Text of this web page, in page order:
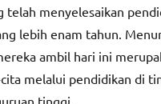
telah menyelesaikan
lebih enam tahun.
ambil hari ini
melalui pendidikan di
tinggi.